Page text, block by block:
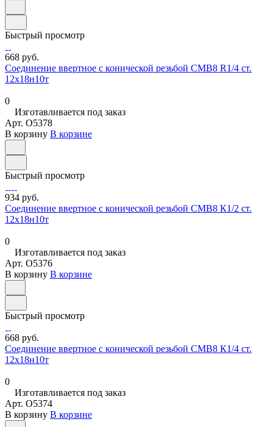
Быстрый просмотр
668 руб.
Соединение ввертное с конической резьбой СМВ8 R1/4 ст.
12х18н10т
0
Изготавливается под заказ
Арт. O5378
В корзину В корзине
Быстрый просмотр
934 руб.
Соединение ввертное с конической резьбой СМВ8 К1/2 ст.
12х18н10т
0
Изготавливается под заказ
Арт. O5376
В корзину В корзине
Быстрый просмотр
668 руб.
Соединение ввертное с конической резьбой СМВ8 К1/4 ст.
12х18н10т
0
Изготавливается под заказ
Арт. O5374
В корзину В корзине